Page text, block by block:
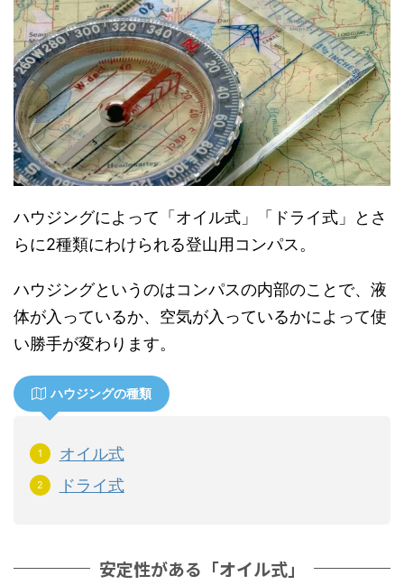
ハウジングによって「オイル式」「ドライ式」とさ
らに2種類にわけられる登山用コンパス。
ハウジングというのはコンパスの内部のことで、液
体が入っているか、空気が入っているかによって使
い勝手が変わります。
ハウジングの種類
オイル式
ドライ式
安定性がある「オイル式」